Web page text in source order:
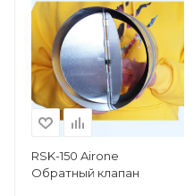
RSK-150 Airone
Обратный клапан